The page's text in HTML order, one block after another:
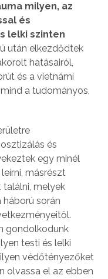
milyen, az
és
lelki szinten
után elkezdődtek
hatásairól,
és a vietnámi
a tudományos,
és
egy minél
másrészt
melyek
során
gondolkodunk
testi és lelki
védőtényezőket
olvassa el az ebben